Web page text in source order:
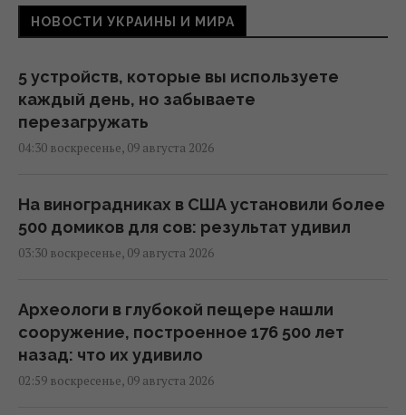
НОВОСТИ УКРАИНЫ И МИРА
5 устройств, которые вы используете
каждый день, но забываете
перезагружать
04:30 воскресенье, 09 августа 2026
На виноградниках в США установили более
500 домиков для сов: результат удивил
03:30 воскресенье, 09 августа 2026
Археологи в глубокой пещере нашли
сооружение, построенное 176 500 лет
назад: что их удивило
02:59 воскресенье, 09 августа 2026